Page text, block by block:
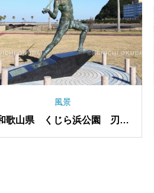
その他
和歌山県 くじら浜公園 捕鯨
船第一京丸